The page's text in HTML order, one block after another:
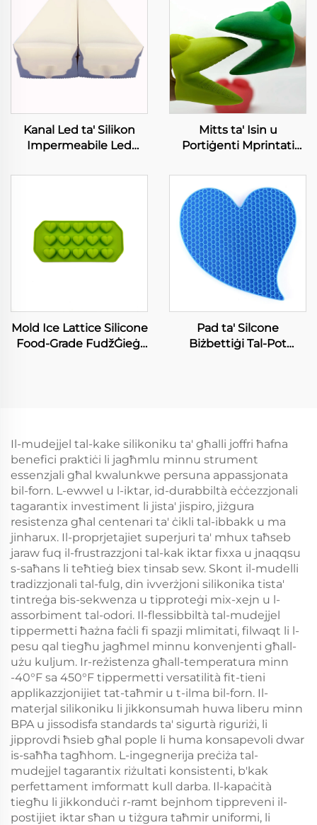
Kanal Led ta' Silikon
Impermeabile Led
Lumi 8mm
Mitts ta' Isin u
Portiġenti Mprintati
Cooking Gloves għall-
Kukina u Baking
Mold Ice Lattice Silicone
Food-Grade FudžĠieġi
Pad ta' Silcone
Biżbettiġi Tal-Pot
Il-mudejjel tal-kake silikoniku ta' għalli joffri ħafna
benefici praktiċi li jagħmlu minnu strument
essenzjali għal kwalunkwe persuna appassjonata
bil-forn. L-ewwel u l-iktar, id-durabbiltà eċċezzjonali
tagarantix investiment li jista' jispiro, jiżgura
resistenza għal centenari ta' ċikli tal-ibbakk u ma
jinharux. Il-proprjetajiet superjuri ta' mhux taħseb
jaraw fuq il-frustrazzjoni tal-kak iktar fixxa u jnaqqsu
s-saħans li teħtieġ biex tinsab sew. Skont il-mudelli
tradizzjonali tal-fulg, din ivverżjoni silikonika tista'
tintreġa bis-sekwenza u tipproteġi mix-xejn u l-
assorbiment tal-odori. Il-flessibbiltà tal-mudejjel
tippermetti ħażna faċli fi spazji mlimitati, filwaqt li l-
pesu qal tiegħu jagħmel minnu konvenjenti għall-
użu kuljum. Ir-reżistenza għall-temperatura minn
-40°F sa 450°F tippermetti versatilità fit-tieni
applikazzjonijiet tat-taħmir u t-ilma bil-forn. Il-
materjal silikoniku li jikkonsumah huwa liberu minn
BPA u jissodisfa standards ta' sigurtà riguriżi, li
jipprovdi ħsieb għal pople li huma konsapevoli dwar
is-saħħa tagħhom. L-ingegnerija preċiża tal-
mudejjel tagarantix riżultati konsistenti, b'kak
perfettament imformatt kull darba. Il-kapaċità
tiegħu li jikkonduċi r-ramt bejnhom tippreveni il-
postijiet iktar sħan u tiżgura taħmir uniformi, li